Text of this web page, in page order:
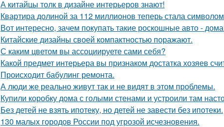
А китайцы толк в дизайне интерьеров знают!
Квартира долиной за 112 миллионов теперь стала
Вот интересно, зачем покупать такие роскошные авто -
Китайские дизайны своей компактностью поражают.
С каким цветом вы ассоциируете сами себя?
Какой предмет интерьера вы признаком достатка хозяев
Происходит бабулинг ремонта.
А люди же реально живут так и не видят в этом проблемы.
Купили коробку дома с голыми стенами и устроили там
Без детей не взять ипотеку, но детей не завести без ипотеки.
130 малых городов России под угрозой исчезновения.